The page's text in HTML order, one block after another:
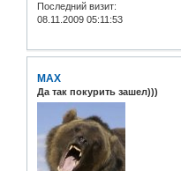
Последний визит:
08.11.2009 05:11:53
MAX
Да так покурить зашел)))